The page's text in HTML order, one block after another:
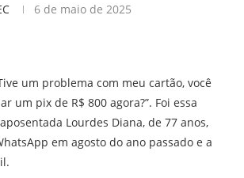
6 de maio de 2025
um problema com meu cartão, você
um pix de R$ 800 agora?”. Foi essa
Lourdes Diana, de 77 anos,
em agosto do ano passado e a